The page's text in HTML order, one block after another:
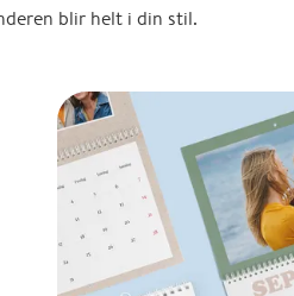
blir helt i din stil.